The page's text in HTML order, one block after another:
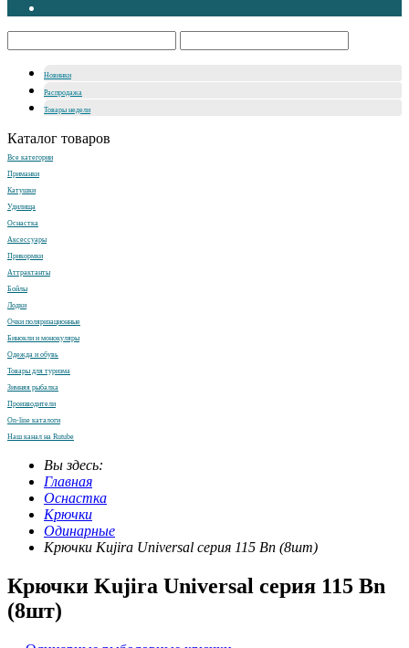
Новинки
Распродажа
Товары недели
Каталог товаров
Все категории
Приманки
Катушки
Удилища
Оснастка
Аксессуары
Прикормки
Аттрактанты
Бойлы
Лодки
Очки поляризационные
Бинокли и монокуляры
Одежда и обувь
Товары для туризма
Зимняя рыбалка
Производители
On-line каталоги
Наш канал на Rutube
Вы здесь:
Главная
Оснастка
Крючки
Одинарные
Крючки Kujira Universal серия 115 Bn (8шт)
Крючки Kujira Universal серия 115 Bn
(8шт)